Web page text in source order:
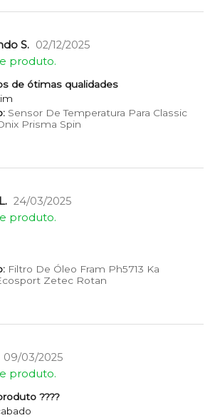
S. 02/12/2025
produto.
de ótimas qualidades
Sensor De Temperatura Para Classic
Prisma Spin
24/03/2025
produto.
Filtro De Óleo Fram Ph5713 Ka
Zetec Rotan
09/03/2025
produto.
????